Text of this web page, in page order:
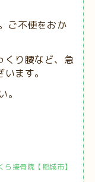
ご不便をおか
くり腰など、急
ます。
。
接骨院【稲城市】